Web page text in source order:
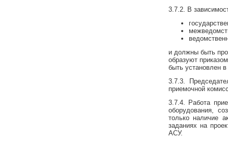
3.7.2. В
и должны быть
образуют
быть установлен
3.7.3.
приемочной
3.7.4. Работа
оборудования,
только наличие
заданиях на
АСУ.